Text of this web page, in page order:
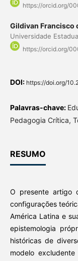
https://orcid.org/
Gildivan Francisco
Universidade
https://orcid.org/
DOI: https://doi.org/
Palavras-chave:
Pedagogia Crítica,
RESUMO
O presente artigo
configurações
América Latina e
epistemologia
históricas de
modelo